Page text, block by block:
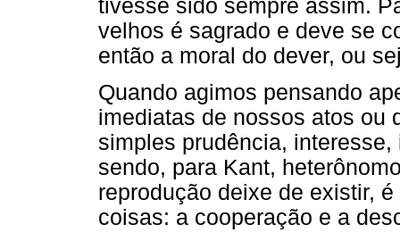
tivesse sido sempre assim.
velhos é sagrado e deve se
então a moral do dever, ou
Quando agimos pensando
imediatas de nossos atos ou
simples prudência,
sendo, para Kant,
reprodução deixe de existir,
coisas: a cooperação e a